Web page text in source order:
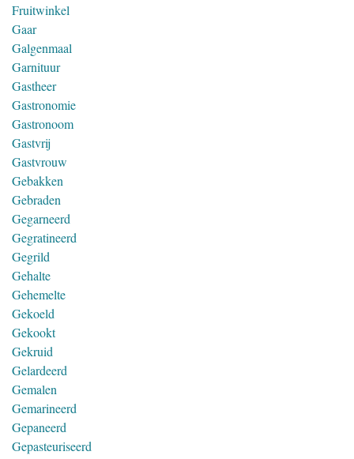
Fruitwinkel
Gaar
Galgenmaal
Garnituur
Gastheer
Gastronomie
Gastronoom
Gastvrij
Gastvrouw
Gebakken
Gebraden
Gegarneerd
Gegratineerd
Gegrild
Gehalte
Gehemelte
Gekoeld
Gekookt
Gekruid
Gelardeerd
Gemalen
Gemarineerd
Gepaneerd
Gepasteuriseerd